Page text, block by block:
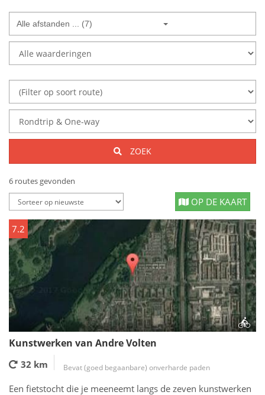
Alle afstanden ... (7)
ZOEK
6 routes gevonden
OP DE KAART
7.2
Kunstwerken van Andre Volten
32 km Bevat (goed begaanbare) onverharde paden
Een fietstocht die je meeneemt langs de zeven kunstwerken